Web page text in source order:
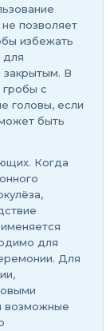
позволяет
избежать
для
закрытым. В
гробы с
головы, если
быть
Когда
для
Для
возможные